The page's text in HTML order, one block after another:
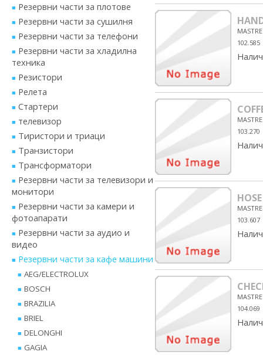
Резервни части за плотове
Резервни части за сушилня
Резервни части за телефони
Резервни части за хладилна
техника
Резистори
Релета
Стартери
телевизор
Тиристори и триаци
Транзистори
Трансформатори
Резервни части за телевизори и
монитори
Резервни части за камери и
фотоапарати
Резервни части за аудио и
видео
Резервни части за кафе машини
AEG/ELECTROLUX
BOSCH
BRAZILIA
BRIEL
DELONGHI
GAGIA
102.585
103.270
103.607
104.069